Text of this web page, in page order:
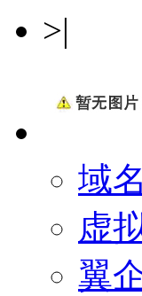
>|
域
虚
翼